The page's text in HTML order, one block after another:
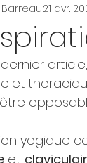
21 avr.
et
yogique
et